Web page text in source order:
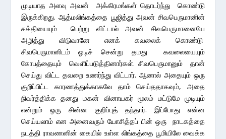
முடியாத அளவு அவன் அக்கிரமங்கள் தொடர்ந்து கொண்டு
இருக்கிறது. ஆத்மலிங்கத்தை பூஜித்து அவன் சிவபெருமானின்
சக்தியையும் பெற்று விட்டால் அவன் சிவபெருமானையே
அழித்து விடுவானே எனக் கவலைக் கொண்டு
சிவபெருமானிடம் ஓடிச் சென்று தமது கவலையையும்
கோபத்தையும் வெளிப்படுத்தினார்கள். சிவபெருமானும் தான்
செய்து விட்ட தவறை உணர்ந்து விட்டார். ஆனால் அதையும் ஒரு
குறிப்பிட்ட காரணத்துக்காகவே தாம் செய்ததாகவும், அதை
நிவர்த்திக்க தனது மகன் வினாயகர் மூலம் மட்டுமே முடியும்
என்றும் ஒரு சின்ன குறிப்புத் தந்தார். இப்போது என்ன
செய்யலாம் என அனைவரும் யோசித்தப் பின் ஒரு நாடகத்தை
நடத்தி ராவணனின் கையில் உள்ள லிங்கத்தை பூமியிலே வைக்க